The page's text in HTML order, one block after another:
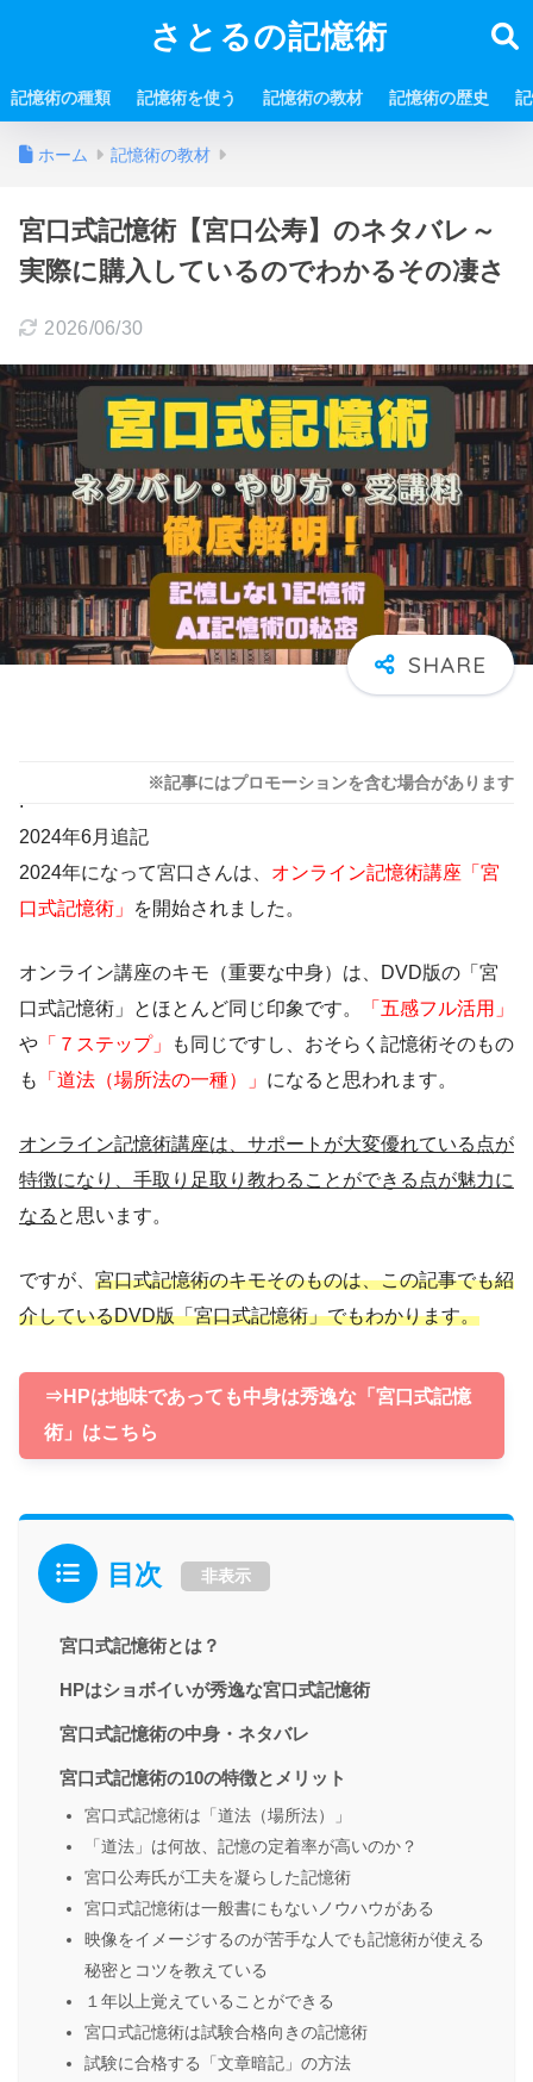
さとるの記憶術
記憶術の種類 記憶術を使う 記憶術の教材 記憶術の歴史
ホーム 記憶術の教材
宮口式記憶術【宮口公寿】のネタバレ～
実際に購入しているのでわかるその凄さ
2026/06/30
※記事にはプロモーションを含む場合があります
.
2024年6月追記
2024年になって宮口さんは、 オンライン記憶術講座「宮
口式記憶術」
を開始されました。
オンライン講座のキモ（重要な中身）は、DVD版の「宮
口式記憶術」とほとんど同じ印象です。
「五感フル活用」
や 「７ステップ」
も同じですし、おそらく記憶術そのもの
も
「道法（場所法の一種） 」 になると思われます。
オンライン記憶術講座は、サポートが大変優れている点が
特徴になり、手取り足取り教わることができる点が魅力に
なる と思います。
ですが、 宮口式記憶術のキモそのものは、この記事でも紹
介しているDVD版「宮口式記憶術」でもわかります。
⇒HPは地味であっても中身は秀逸な「宮口式記憶
術」はこちら
目次 非表示
宮口式記憶術とは？
HPはショボイいが秀逸な宮口式記憶術
宮口式記憶術の中身・ネタバレ
宮口式記憶術の10の特徴とメリット
宮口式記憶術は「道法（場所法）」
「道法」は何故、記憶の定着率が高いのか？
宮口公寿氏が工夫を凝らした記憶術
宮口式記憶術は一般書にもないノウハウがある
映像をイメージするのが苦手な人でも記憶術が使える
秘密とコツを教えている
１年以上覚えていることができる
宮口式記憶術は試験合格向きの記憶術
試験に合格する「文章暗記」の方法